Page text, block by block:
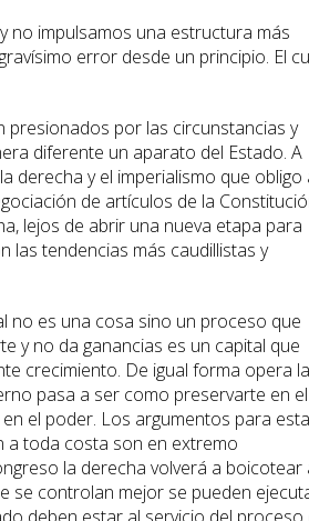
no impulsamos una estructura más
error desde un principio. El
presionados por las circunstancias y
diferente un aparato del Estado. A
derecha y el imperialismo que obligo
de artículos de la
lejos de abrir una nueva etapa para
tendencias más caudillistas y
no es una cosa sino un proceso que
y no da ganancias es un capital que
crecimiento. De igual forma opera la
pasa a ser como preservarte en el
el poder. Los argumentos para esta
a toda costa son en extremo
la derecha volverá a boicotear
se controlan mejor se pueden